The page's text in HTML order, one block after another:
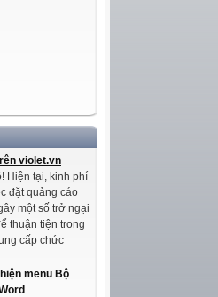
violet.vn
Hiện tại, kinh phí
đặt quảng cáo
một số trở ngại
thuận tiện trong
cấp chức
menu Bộ